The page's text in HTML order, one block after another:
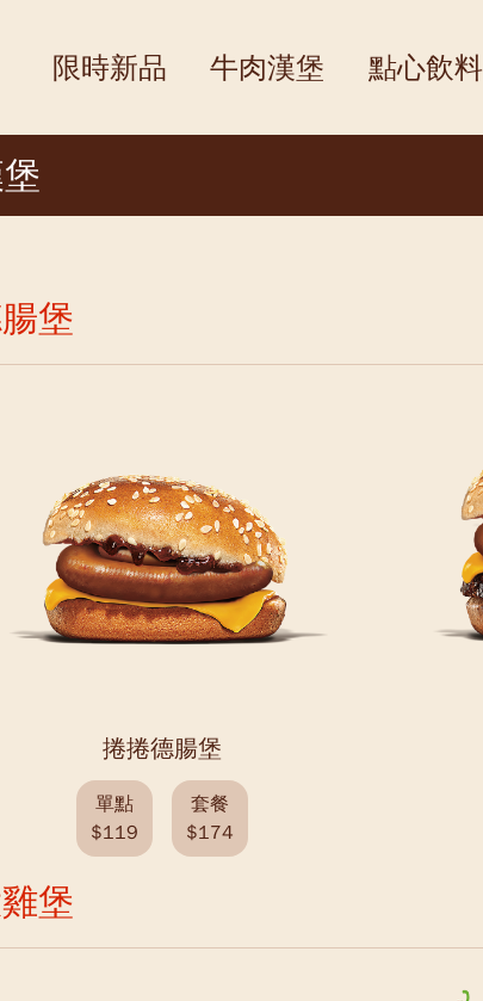
限時新品 牛肉漢堡 點心飲料
堡
捲捲德腸堡
單點
$119
套餐
$174
堡